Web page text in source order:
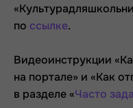
по ссылке.
Видеоинструкции
на портале» и «Как
в разделе «Часто